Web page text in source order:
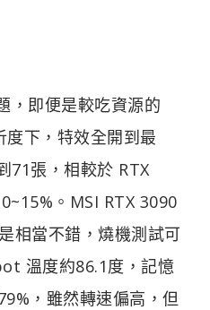
，即便是較吃資源的
度下，特效全開到最
71張，相較於 RTX
。MSI RTX 3090
相當不錯，燒機測試可
溫度約86.1度，記憶
，雖然轉速偏高，但